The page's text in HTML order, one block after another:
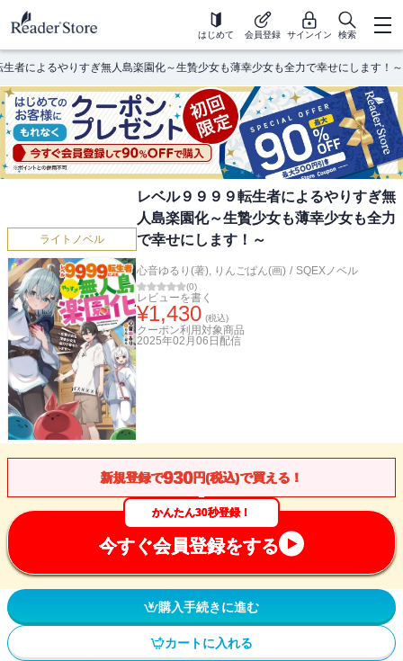
はじめて 会員登録 サインイン 検索
者によるやりすぎ無人島楽園化～生贄少女も薄幸少女も全力で幸せにします！～
ライトノベル
レベル９９９９転生者によるやりすぎ無
人島楽園化～生贄少女も薄幸少女も全力
で幸せにします！～
心音ゆるり(著), りんごぱん(画) / SQEXノベル
(0)
レビューを書く
¥1,430 (税込)
クーポン利用対象商品
2025年02月06日 配信
新規登録で930円(税込)で買える！
かんたん30秒登録！
今すぐ会員登録をする
購入手続きに進む
カートに入れる